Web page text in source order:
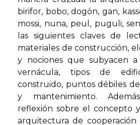
birifor, bobo, dogón, gan,
mossi, nuna, peul, puguli,
las siguientes claves de
materiales de construcción,
y nociones que subyacen
vernácula, tipos de
construido, puntos débiles
y mantenimiento.
reflexión sobre el concepto
arquitectura de